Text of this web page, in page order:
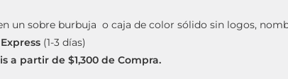
un sobre burbuja o caja de color sólido sin logos,
(1-3 días)
a partir de $1,300 de Compra.